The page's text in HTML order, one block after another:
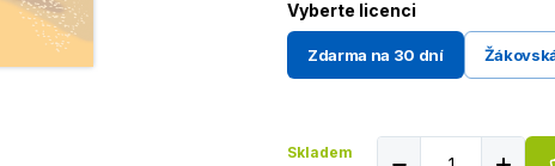
Vyberte licenci
Zdarma na 30 dní
Skladem